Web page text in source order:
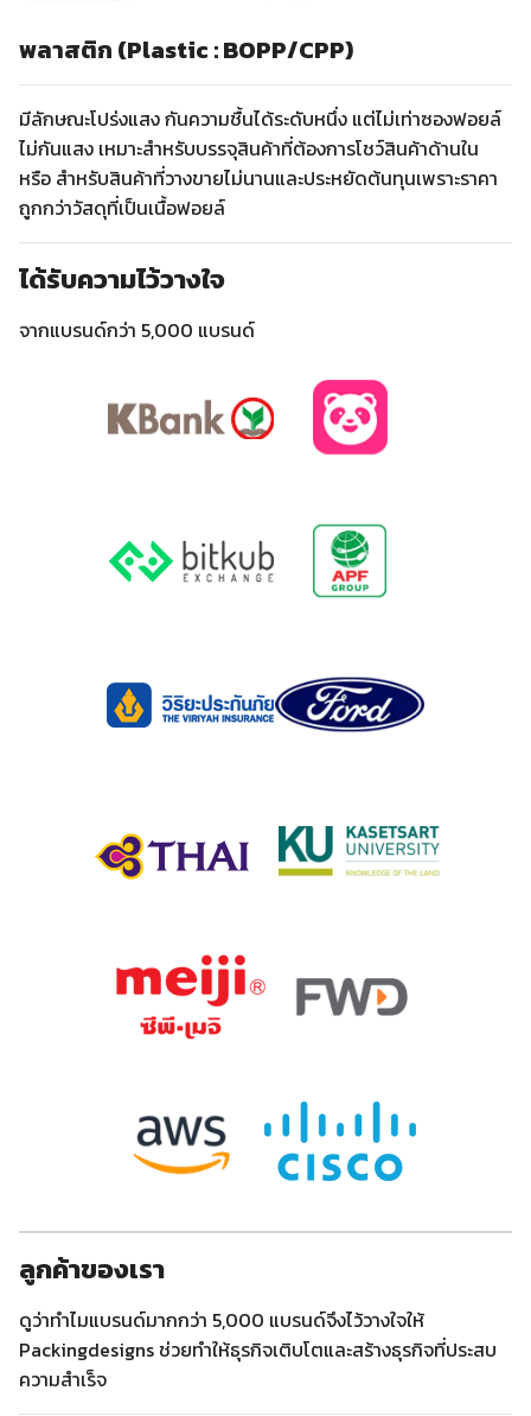
พลาสติก (Plastic : BOPP/CPP)
มีลักษณะโปร่งแสง กันความชื้นได้ระดับหนึ่ง แต่ไม่เท่าซองฟอยล์
ไม่กันแสง เหมาะสำหรับบรรจุสินค้าที่ต้องการโชว์สินค้าด้านใน
หรือ สำหรับสินค้าที่วางขายไม่นานและประหยัดต้นทุนเพราะราคา
ถูกกว่าวัสดุที่เป็นเนื้อฟอยล์
ได้รับความไว้วางใจ
จากแบรนด์กว่า 5,000 แบรนด์
ลูกค้าของเรา
ดูว่าทำไมแบรนด์มากกว่า 5,000 แบรนด์จึงไว้วางใจให้
Packingdesigns ช่วยทำให้ธุรกิจเติบโตและสร้างธุรกิจที่ประสบ
ความสำเร็จ